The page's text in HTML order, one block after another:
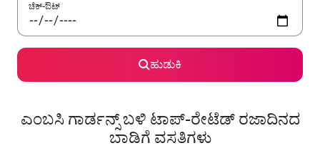
ಚೆಕ್-ಔಟ್
ಹುಡುಕಿ
ಎಂಬಸಿ ಗಾರ್ಡನ್ಸ್ ಬಳಿ ಟಾಪ್-ರೇಟೆಡ್ ರಜಾದಿನದ
ಬಾಡಿಗೆ ವಸತಿಗಳು